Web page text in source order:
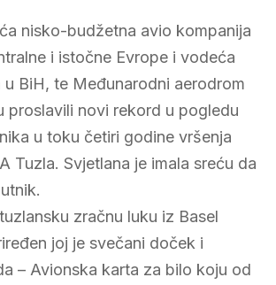
nisko-budžetna avio kompanija
i istočne Evrope i vodeća
BiH, te Međunarodni aerodrom
proslavili novi rekord u pogledu
u toku četiri godine vršenja
Tuzla. Svjetlana je imala sreću da
zračnu luku iz Basel
joj je svečani doček i
– Avionska karta za bilo koju od